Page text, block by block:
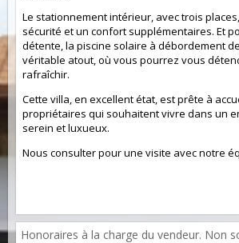
Le stationnement intérieur, avec trois
sécurité et un confort supplémentaires. Et
détente, la piscine solaire à débordement
véritable atout, où vous pourrez vous
rafraîchir.
Cette villa, en excellent état, est prête à
propriétaires qui souhaitent vivre dans un
serein et luxueux.
Nous consulter pour une visite avec notre
Honoraires à la charge du vendeur. Non